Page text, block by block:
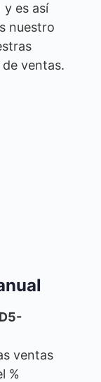
es así
nuestro
ventas.
ventas
%